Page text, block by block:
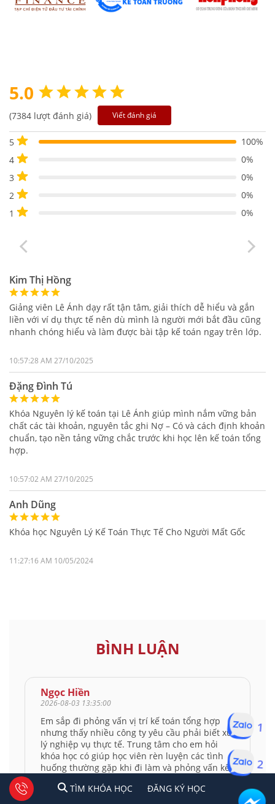
5.0
(7384 lượt đánh giá) Viết đánh giá
5
100%
4
0%
3
0%
2
0%
1
0%
Kim Thị Hồng
Giảng viên Lê Ánh dạy rất tận tâm, giải thích dễ hiểu và gắn
liền với ví dụ thực tế nên dù mình là người mới bắt đầu cũng
nhanh chóng hiểu và làm được bài tập kế toán ngay trên lớp.
10:57:28 AM 27/10/2025
Đặng Đình Tú
Khóa Nguyên lý kế toán tại Lê Ánh giúp mình nắm vững bản
chất các tài khoản, nguyên tắc ghi Nợ – Có và cách định khoản
chuẩn, tạo nền tảng vững chắc trước khi học lên kế toán tổng
hợp.
10:57:02 AM 27/10/2025
Anh Dũng
Khóa học Nguyên Lý Kế Toán Thực Tế Cho Người Mất Gốc
11:27:16 AM 10/05/2024
BÌNH LUẬN
Ngọc Hiền
2026-08-03 13:35:00
Em sắp đi phỏng vấn vị trí kế toán tổng hợp
nhưng thấy nhiều công ty yêu cầu phải biết xử
lý nghiệp vụ thực tế. Trung tâm cho em hỏi
khóa học có giúp học viên rèn luyện các tình
huống thường gặp khi đi làm và phỏng vấn kế
TÌM KHÓA HỌC ĐĂNG KÍ HỌC
1 2 Tư vấn facebook
TÌM KHÓA HỌC ĐĂNG KÝ HỌC
1
2